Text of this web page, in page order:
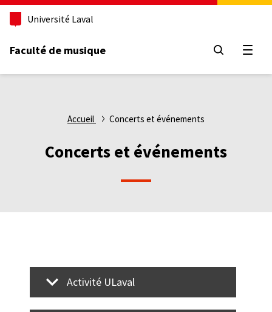
Aller
principal
Université Laval
Faculté de musique
Accueil Concerts et événements
Concerts et événements
Activité ULaval